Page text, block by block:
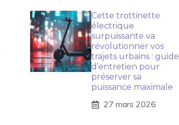
Cette trottinette
électrique
surpuissante va
révolutionner vos
trajets urbains : guide
d’entretien pour
préserver sa
puissance maximale
27 mars 2026